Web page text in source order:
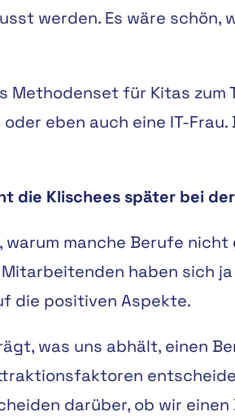
werden. Es wäre
für Kitas
eben auch eine IT-
die Klischees später bei
, warum manche Berufe
haben sich
die positiven Aspekte.
was uns abhält, einen
darüber, ob wir einen